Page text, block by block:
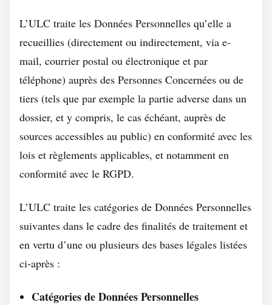
L’ULC traite les Données Personnelles qu’elle a
recueillies (directement ou indirectement, via e-
mail, courrier postal ou électronique et par
téléphone) auprès des Personnes Concernées ou de
tiers (tels que par exemple la partie adverse dans un
dossier, et y compris, le cas échéant, auprès de
sources accessibles au public) en conformité avec les
lois et règlements applicables, et notamment en
conformité avec le RGPD.
L’ULC traite les catégories de Données Personnelles
suivantes dans le cadre des finalités de traitement et
en vertu d’une ou plusieurs des bases légales listées
ci-après :
Catégories de Données Personnelles